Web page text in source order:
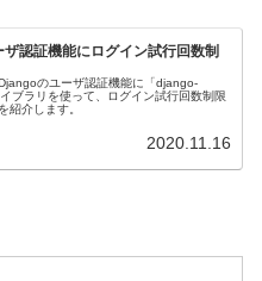
認証機能にログイン試行回数制
のユーザ認証機能に「django-
ブラリを使って、ログイン試行回数制限
紹介します。
2020.11.16